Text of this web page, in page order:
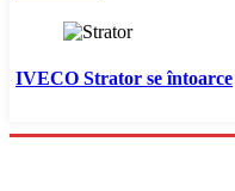
IVECO Strator se întoarce